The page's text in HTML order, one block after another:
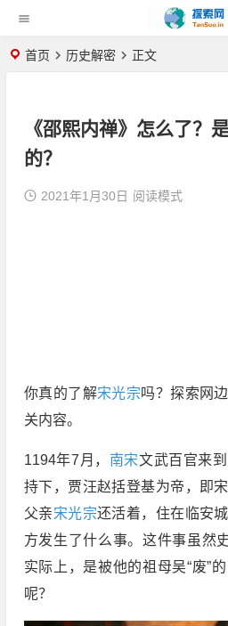
首页 历史解密 正文
《邵熙内禅》怎么了？
的？
2021年1月30日 阅读模式
你真的了解宋光宗吗？探索网
关内容。
1194年7月， 南宋文武百官来
持下，贾汪赵括登基为帝，即
父亲宋光宗还活着，住在临安
方发生了什么事。这件事虽然
实际上，是被他的祖母吴“废”
呢？